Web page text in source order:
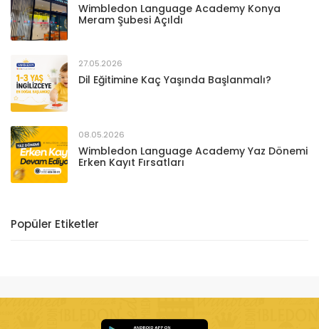
Wimbledon Language Academy Konya
Meram Şubesi Açıldı
27.05.2026
Dil Eğitimine Kaç Yaşında Başlanmalı?
08.05.2026
Wimbledon Language Academy Yaz Dönemi
Erken Kayıt Fırsatları
Popüler Etiketler